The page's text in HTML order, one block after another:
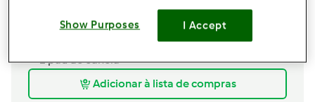
folhas pequenasSetevia
1pau de canela
Adicionar à lista de compras
Show Purposes I Accept